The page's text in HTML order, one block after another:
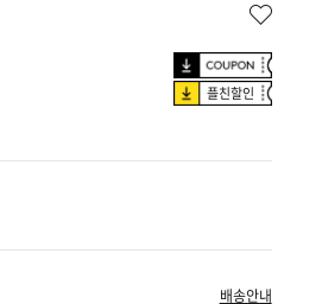
플친할인
배송안내